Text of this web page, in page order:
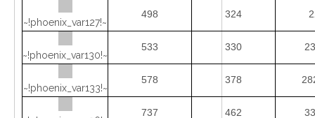
~!phoenix_var127!~
498 324
~!phoenix_var130!~
533 330
~!phoenix_var133!~
578 378
737 462